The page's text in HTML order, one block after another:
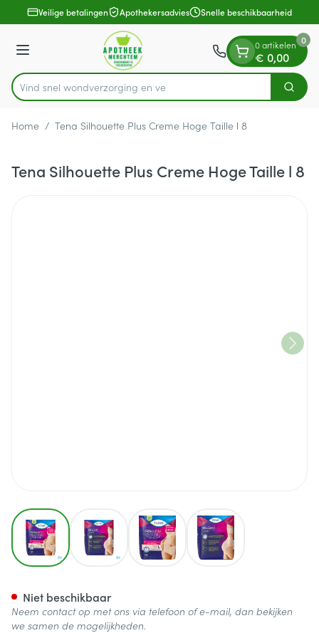
Ga naar de inhoud
1 van 1Veilige betalingen Apothekersadvies Snelle beschikbaarheid
Menu
Product, merk, categorie...
Vind snel wondverzorgi Zoek
0 artikelen
€ 0,00
0
Home / Tena Silhouette Plus Creme Hoge Taille l 8
Tena Silhouette Plus Creme Hoge Taille l 8
View larger imageView larger imageView larger imageView larger image
Niet beschikbaar
Neem contact op met ons via telefoon of e-mail, dan bekijken
we samen de mogelijkheden.